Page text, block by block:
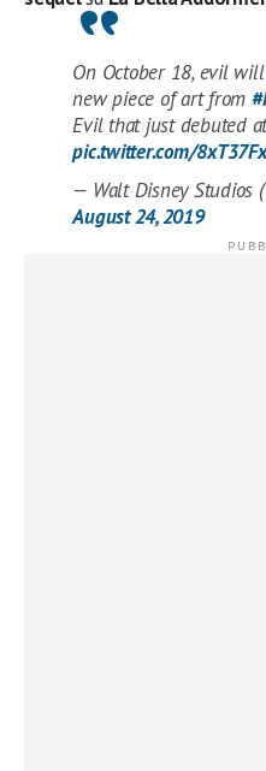
On October 18, evil
new piece of art from
Evil that just debuted
pic.twitter.com/
— Walt Disney Studios
August 24, 2019